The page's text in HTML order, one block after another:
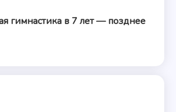
гимнастика в 7 лет — позднее